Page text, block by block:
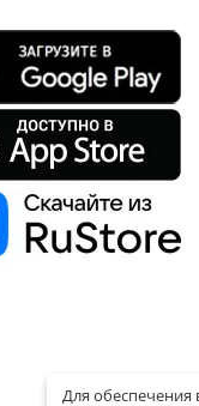
Для обеспечения